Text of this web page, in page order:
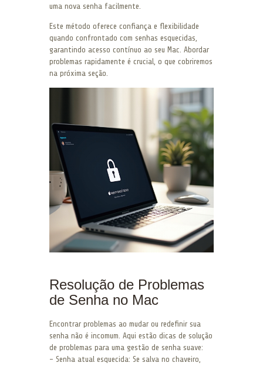
uma nova senha facilmente.
Este método oferece confiança e flexibilidade
quando confrontado com senhas esquecidas,
garantindo acesso contínuo ao seu Mac. Abordar
problemas rapidamente é crucial, o que cobriremos
na próxima seção.
Resolução de Problemas
de Senha no Mac
Encontrar problemas ao mudar ou redefinir sua
senha não é incomum. Aqui estão dicas de solução
de problemas para uma gestão de senha suave:
– Senha atual esquecida: Se salva no chaveiro,